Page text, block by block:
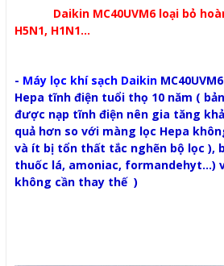
Daikin MC40UVM6 loại bỏ
H5N1, H1N1...
- Máy lọc khí sạch Daikin
Hepa tĩnh điện tuổi thọ 10 năm (
được nạp tĩnh điện nên gia tăng
quả hơn so với màng lọc Hepa
và ít bị tổn thất tắc nghẽn bộ lọc ),
thuốc lá, amoniac, formandehyt...)
không cần thay thế )